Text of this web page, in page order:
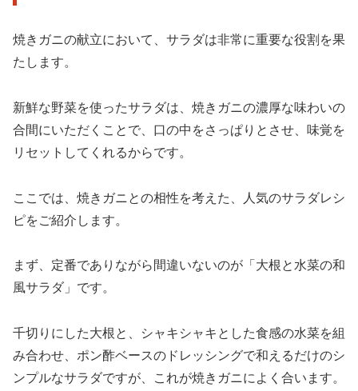
焼きガニの献立において、サラダは非常に重要な役割を果
たします。
新鮮な野菜を使ったサラダは、焼きガニの濃厚な味わいの
合間にいただくことで、口の中をさっぱりとさせ、味覚を
リセットしてくれるからです。
ここでは、焼きガニとの相性を考えた、人気のサラダレシ
ピをご紹介します。
まず、定番でありながら間違いないのが「大根と水菜の和
風サラダ」です。
千切りにした大根と、シャキシャキとした食感の水菜を組
み合わせ、ポン酢ベースのドレッシングで和えるだけのシ
ンプルなサラダですが、これが焼きガニによく合います。